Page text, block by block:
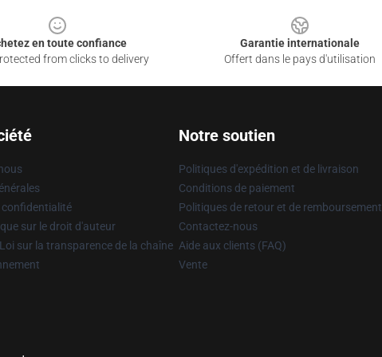
en toute confiance
from clicks to delivery
Garantie internationale
Offert dans le pays d'utilisation
confidentialité
sur le droit d'auteur
sur la transparence de la chaîne
Notre soutien
Politiques d'expédition et de livraison
Conditions de paiement
Politiques de retour et de remboursement
Contactez-nous
Aide aux clients (FAQ)
Vente